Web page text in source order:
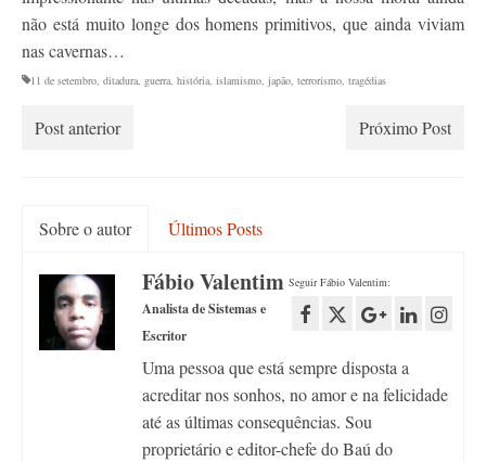
não está muito longe dos homens primitivos, que ainda viviam
nas cavernas…
11 de setembro, ditadura, guerra, história, islamismo, japão, terrorismo, tragédias
Post anterior Próximo Post
Sobre o autor Últimos Posts
Seguir Fábio Valentim:
Fábio Valentim
Analista de Sistemas e
Escritor
Uma pessoa que está sempre disposta a
acreditar nos sonhos, no amor e na felicidade
até as últimas consequências. Sou
proprietário e editor-chefe do Baú do